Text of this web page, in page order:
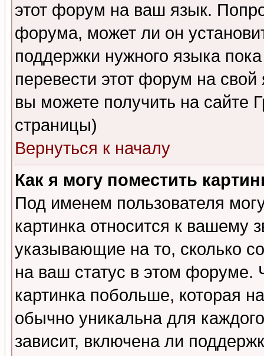
этот форум на ваш язык.
форума, может ли он
поддержки нужного языка
перевести этот форум на
вы можете получить на сайте
страницы)
Вернуться к началу
Как я могу поместить
Под именем пользователя
картинка относится к вашему
указывающие на то, сколько
на ваш статус в этом форуме.
картинка побольше, которая
обычно уникальна для
зависит, включена ли